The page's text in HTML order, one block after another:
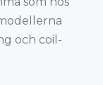
och coil-